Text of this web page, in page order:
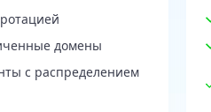
домены
с распределением